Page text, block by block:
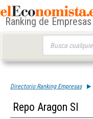
Ranking de Empresas
Directorio Ranking Empresas
Repo Aragon Sl